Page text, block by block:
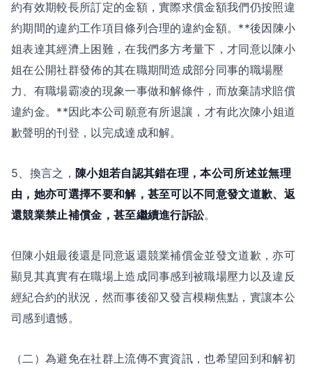
約有效期較長所訂定的金額，實際求償金額我們仍按照違
約期間的違約工作項目條列合理的違約金額。**後因陳小
姐表達其經濟上困難，在我們多方考量下，才同意以陳小
姐在公開社群發佈的其在職期間造成部分同事的職場壓
力、有職場霸凌的現象一事做和解條件，而放棄請求賠償
違約金。**因此本公司願意有所退讓，才有此次陳小姐道
歉聲明的刊登，以完成達成和解。
5、換言之， 陳小姐若自認其錯在理，本公司所述並無理
由，她亦可選擇不要和解，甚至可以不同意發文道歉、返
還競業禁止補償金，甚至繼續進行訴訟。
但陳小姐最後還是同意返還競業補償金並發文道歉，亦可
顯見其真實有在職場上造成同事感到被職場壓力以及違反
經紀合約的狀況，然而事後卻又發言模糊焦點，實讓本公
司感到遺憾。
（二）為避免在社群上流傳不實資訊，也希望回到和解初